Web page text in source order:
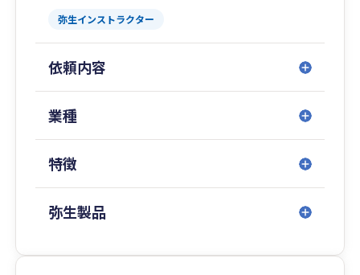
ゆう税理士事務所は、創業から経営成長までを一
貫して支援します。
創業期には事業基盤を整え、安心してスタートで
きる体制づくりを。
経営期には「基盤整備」と「事業成長」のサイク
ルを回し、数字に基づく経営支援で成長企業へサ
ポートします。
💌無料相談のご案内
経営の悩みは尽きないもの。 まずは、ゆう税理
士事務所のホームページからお気軽にご相談くだ
さい。 お客様の大切な瞬間に、最適なご提案を
トいたします。
弥生インストラクター
依頼内容
業種
特徴
弥生製品